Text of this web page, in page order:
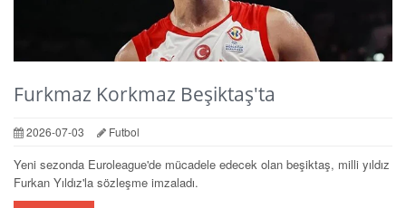
Furkmaz Korkmaz Beşiktaş'ta
2026-07-03 Futbol
Yeni sezonda Euroleague'de mücadele edecek olan beşiktaş, milli yıldız
Furkan Yıldız'la sözleşme imzaladı.